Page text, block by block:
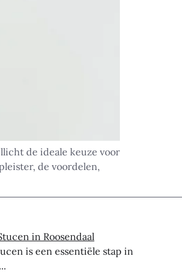
de ideale keuze voor
de voordelen,
in Roosendaal
is een essentiële stap in